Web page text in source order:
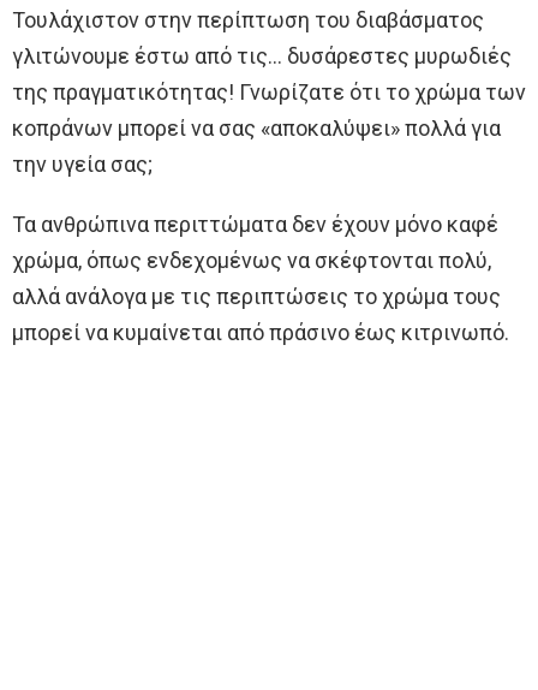
Τουλάχιστον στην περίπτωση του διαβάσματος
γλιτώνουμε έστω από τις… δυσάρεστες μυρωδιές
της πραγματικότητας! Γνωρίζατε ότι το χρώμα των
κοπράνων μπορεί να σας «αποκαλύψει» πολλά για
την υγεία σας;
Τα ανθρώπινα περιττώματα δεν έχουν μόνο καφέ
χρώμα, όπως ενδεχομένως να σκέφτονται πολύ,
αλλά ανάλογα με τις περιπτώσεις το χρώμα τους
μπορεί να κυμαίνεται από πράσινο έως κιτρινωπό.